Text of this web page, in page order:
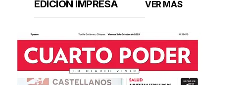
EDICIÓN IMPRESA VER MÁS